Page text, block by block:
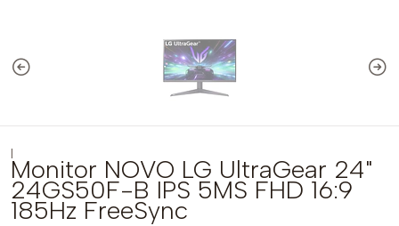
|
Monitor NOVO LG UltraGear 24"
24GS50F-B IPS 5MS FHD 16:9
185Hz FreeSync